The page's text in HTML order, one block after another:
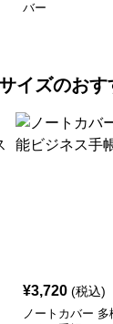
バー
イズのおす
¥3,720 (税込)
ノートカバー 多